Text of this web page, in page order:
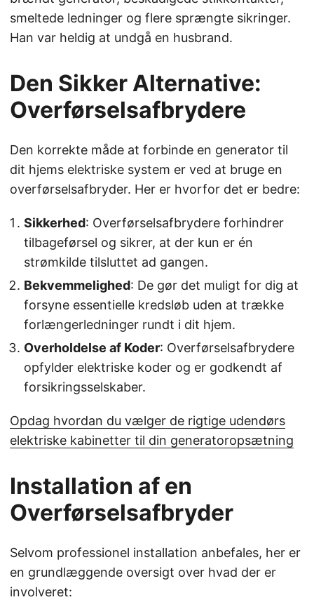
smeltede ledninger og flere sprængte sikringer.
Han var heldig at undgå en husbrand.
Den Sikker Alternative:
Overførselsafbrydere
Den korrekte måde at forbinde en generator til
dit hjems elektriske system er ved at bruge en
overførselsafbryder. Her er hvorfor det er bedre:
Sikkerhed: Overførselsafbrydere forhindrer
tilbageførsel og sikrer, at der kun er én
strømkilde tilsluttet ad gangen.
Bekvemmelighed: De gør det muligt for dig at
forsyne essentielle kredsløb uden at trække
forlængerledninger rundt i dit hjem.
Overholdelse af Koder: Overførselsafbrydere
opfylder elektriske koder og er godkendt af
forsikringsselskaber.
Opdag hvordan du vælger de rigtige udendørs
elektriske kabinetter til din generatoropsætning
Installation af en
Overførselsafbryder
Selvom professionel installation anbefales, her er
en grundlæggende oversigt over hvad der er
involveret: